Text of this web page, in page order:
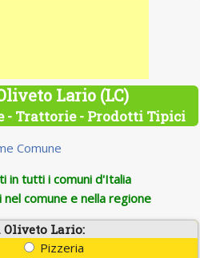
Lario (LC)
- Trattorie - Prodotti Tipici
Comune
in tutti i comuni d'Italia
comune e nella regione
Oliveto Lario:
Pizzeria